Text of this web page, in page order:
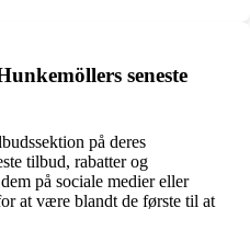
seneste
på deres
tilbud, rabatter og
på sociale medier eller
at være blandt de første til at